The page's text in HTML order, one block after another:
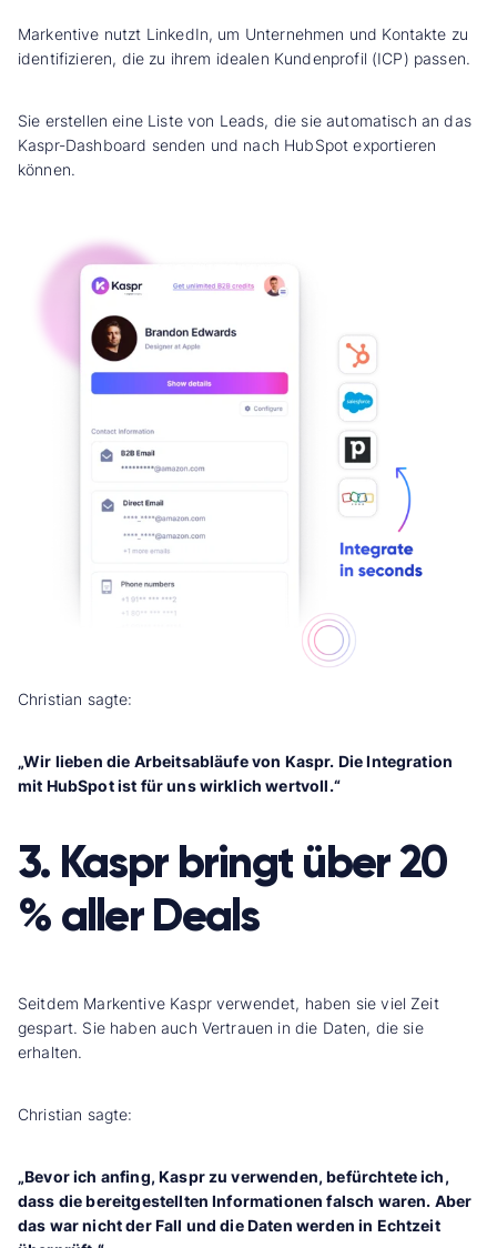
Markentive nutzt LinkedIn, um Unternehmen und Kontakte zu
identifizieren, die zu ihrem idealen Kundenprofil (ICP) passen.
Sie erstellen eine Liste von Leads, die sie automatisch an das
Kaspr-Dashboard senden und nach HubSpot exportieren
können.
Christian sagte:
„Wir lieben die Arbeitsabläufe von Kaspr. Die Integration
mit HubSpot ist für uns wirklich wertvoll.“
3. Kaspr bringt über 20
% aller Deals
Seitdem Markentive Kaspr verwendet, haben sie viel Zeit
gespart. Sie haben auch Vertrauen in die Daten, die sie
erhalten.
Christian sagte:
„Bevor ich anfing, Kaspr zu verwenden, befürchtete ich,
dass die bereitgestellten Informationen falsch waren. Aber
das war nicht der Fall und die Daten werden in Echtzeit